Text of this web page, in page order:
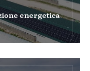
energetica